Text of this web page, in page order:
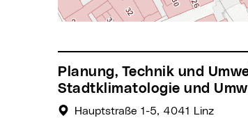
Planung, Technik und Umwelt -
Stadtklimatologie und
Hauptstraße 1-5, 4041 Linz